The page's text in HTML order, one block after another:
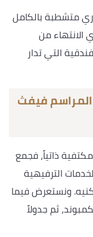
متشطبة بالكامل
الانتهاء من
التي تدار
فيفث
ذاتياً، فجمع
الترفيهية
ونستعرض فيما
ثم جدولاً